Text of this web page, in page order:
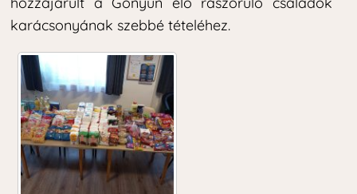
karácsonyának szebbé tételéhez.